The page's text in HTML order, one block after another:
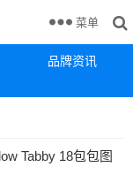
品牌资讯
菜单
Tabby 18包包图